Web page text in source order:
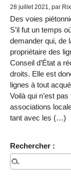
28 juillet 2021, par
Des voies
S’il fut un temps
demander qui, de
propriétaire des
Conseil d’État a
droits. Elle est
lignes à tout
Voilà qui n’est
associations
tant avec les (…)
Rechercher :